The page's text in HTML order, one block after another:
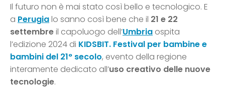
Il futuro non è mai stato così bello e tecnologico. E
a Perugialo sanno così bene che il 21 e 22
settembreil capoluogo dell’Umbria ospita
l’edizione 2024 di KIDSBIT. Festival per bambine e
bambini del 21° secolo, evento della regione
interamente dedicato all’uso creativo delle nuove
tecnologie.